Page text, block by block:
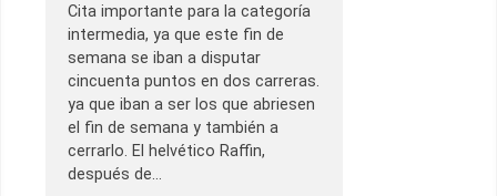
Cita importante para la categoría
intermedia, ya que este fin de
semana se iban a disputar
cincuenta puntos en dos carreras.
ya que iban a ser los que abriesen
el fin de semana y también a
cerrarlo. El helvético Raffin,
después de…